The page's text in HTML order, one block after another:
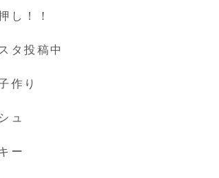
し！！
タ投稿中
作り
ュ
ー